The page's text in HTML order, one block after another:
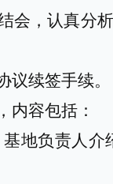
会，认真分
议续签手续。
内容包括：
基地负责人介